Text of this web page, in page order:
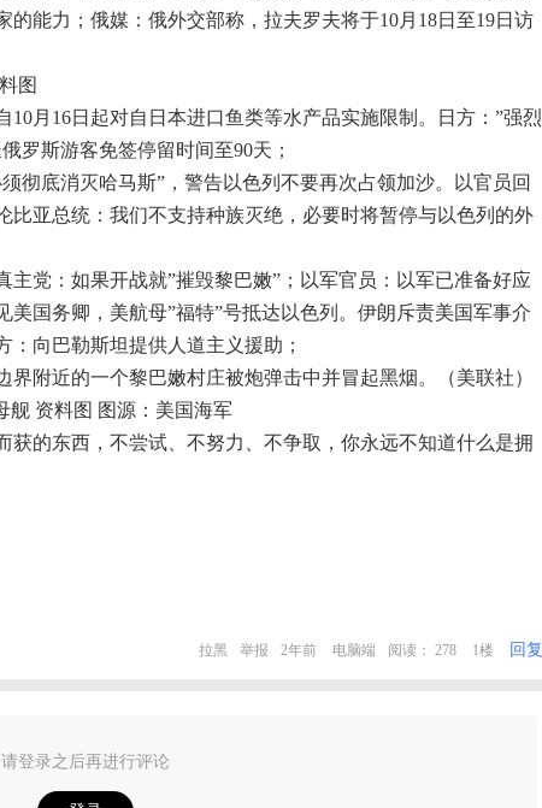
的能力；俄媒：俄外交部称，拉夫罗夫将于10月18日至19日访
图
10月16日起对自日本进口鱼类等水产品实施限制。日方：”强烈
罗斯游客免签停留时间至90天；
彻底消灭哈马斯”，警告以色列不要再次占领加沙。以官员回
比亚总统：我们不支持种族灭绝，必要时将暂停与以色列的外
主党：如果开战就”摧毁黎巴嫩”；以军官员：以军已准备好应
美国务卿，美航母”福特”号抵达以色列。伊朗斥责美国军事介
：向巴勒斯坦提供人道主义援助；
界附近的一个黎巴嫩村庄被炮弹击中并冒起黑烟。（美联社）
舰 资料图 图源：美国海军
获的东西，不尝试、不努力、不争取，你永远不知道什么是拥
拉黑 举报 2年前 电脑端 阅读： 278 1楼 回复
请登录之后再进行评论